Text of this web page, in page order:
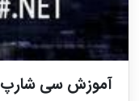
آموزش سی شارپ